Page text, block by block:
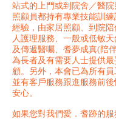
站式的上門或到院舍／醫
照顧員都持有專業技能訓
經驗，由家居照顧、到院
人護理服務、一般或低敏
及傳遞醫囑、耆夢成真(陪
為長者及有需要人士提供
顧。另外，本會已為所有員
並有客戶服務跟進服務前
安心。
如果您對我們愛．耆跡的